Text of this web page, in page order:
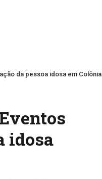
da pessoa idosa em
idosa